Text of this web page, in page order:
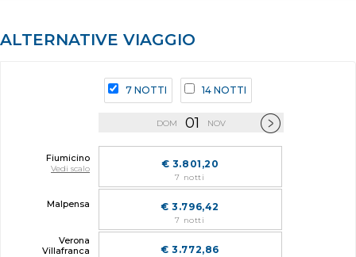
ALTERNATIVE VIAGGIO
7 NOTTI 14 NOTTI
DOM 01 NOV
€ 3.801,20
7 notti
€ 3.796,42
7 notti
€ 3.772,86
Fiumicino
Vedi scalo
Malpensa
Verona
Villafranca